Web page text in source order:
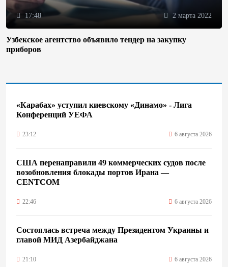
17:48 2 марта 2022
Узбекское агентство объявило тендер на закупку
приборов
«Карабах» уступил киевскому «Динамо» - Лига
Конференций УЕФА
23:12 6 августа 2026
США перенаправили 49 коммерческих судов после
возобновления блокады портов Ирана —
CENTCOM
22:46 6 августа 2026
Состоялась встреча между Президентом Украины и
главой МИД Азербайджана
21:10 6 августа 2026